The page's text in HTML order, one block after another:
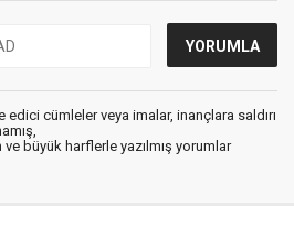
edici cümleler veya imalar, inançlara saldırı
büyük harflerle yazılmış yorumlar